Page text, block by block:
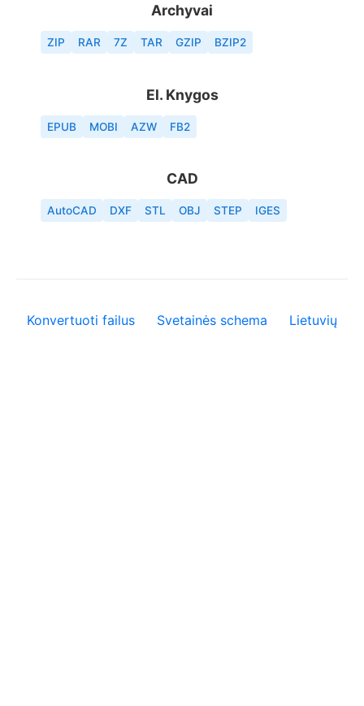
Archyvai
ZIP RAR 7Z TAR GZIP BZIP2
El. Knygos
EPUB MOBI AZW FB2
CAD
AutoCAD DXF STL OBJ STEP IGES
Konvertuoti failus Svetainės schema Lietuvių